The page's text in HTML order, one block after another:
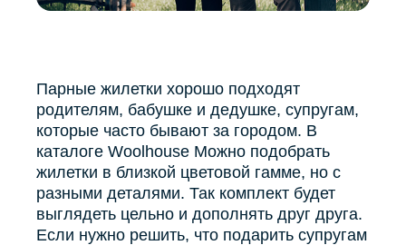
Парные жилетки хорошо подходят
родителям, бабушке и дедушке, супругам,
которые часто бывают за городом. В
каталоге Woolhouse Можно подобрать
жилетки в близкой цветовой гамме, но с
разными деталями. Так комплект будет
выглядеть цельно и дополнять друг друга.
Если нужно решить, что подарить супругам